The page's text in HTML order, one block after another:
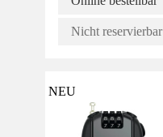
Nicht reservierbar
NEU